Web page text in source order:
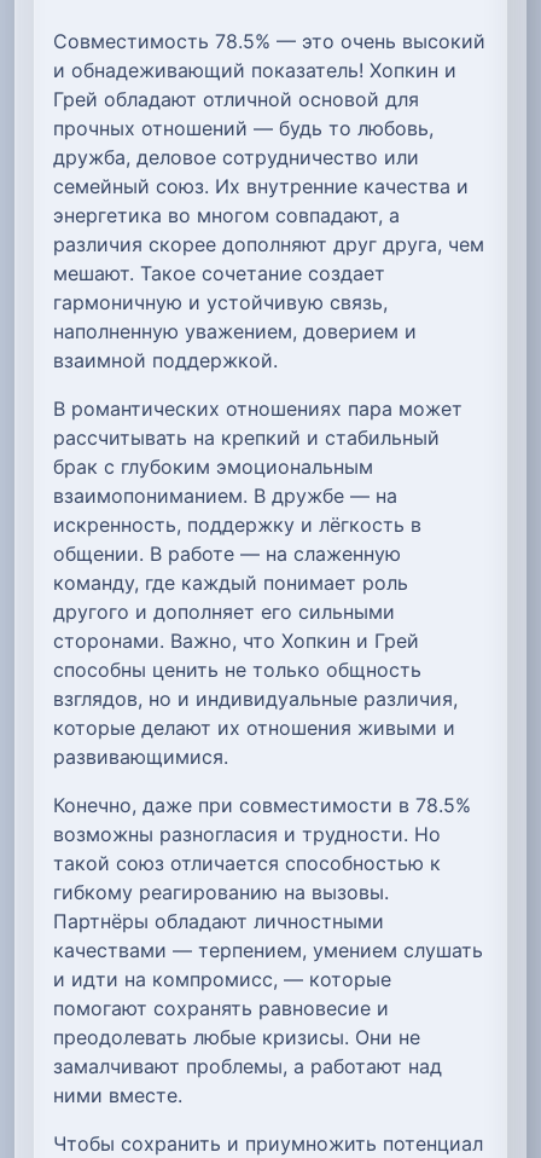
Совместимость 78.5% — это очень высокий
и обнадеживающий показатель! Хопкин и
Грей обладают отличной основой для
прочных отношений — будь то любовь,
дружба, деловое сотрудничество или
семейный союз. Их внутренние качества и
энергетика во многом совпадают, а
различия скорее дополняют друг друга, чем
мешают. Такое сочетание создает
гармоничную и устойчивую связь,
наполненную уважением, доверием и
взаимной поддержкой.
В романтических отношениях пара может
рассчитывать на крепкий и стабильный
брак с глубоким эмоциональным
взаимопониманием. В дружбе — на
искренность, поддержку и лёгкость в
общении. В работе — на слаженную
команду, где каждый понимает роль
другого и дополняет его сильными
сторонами. Важно, что Хопкин и Грей
способны ценить не только общность
взглядов, но и индивидуальные различия,
которые делают их отношения живыми и
развивающимися.
Конечно, даже при совместимости в 78.5%
возможны разногласия и трудности. Но
такой союз отличается способностью к
гибкому реагированию на вызовы.
Партнёры обладают личностными
качествами — терпением, умением слушать
и идти на компромисс, — которые
помогают сохранять равновесие и
преодолевать любые кризисы. Они не
замалчивают проблемы, а работают над
ними вместе.
Чтобы сохранить и приумножить потенциал